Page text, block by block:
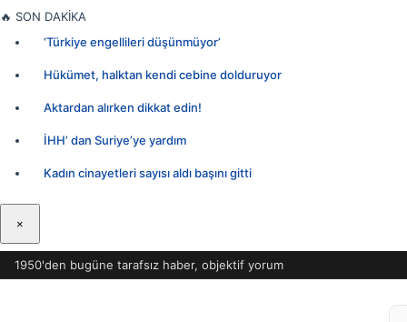
İçeriğe
🔥 SON DAKİKA
‘Türkiye engellileri düşünmüyor’
Hükümet, halktan kendi cebine dolduruyor
Aktardan alırken dikkat edin!
İHH’ dan Suriye’ye yardım
Kadın cinayetleri sayısı aldı başını gitti
×
1950'den bugüne tarafsız haber, objektif yorum